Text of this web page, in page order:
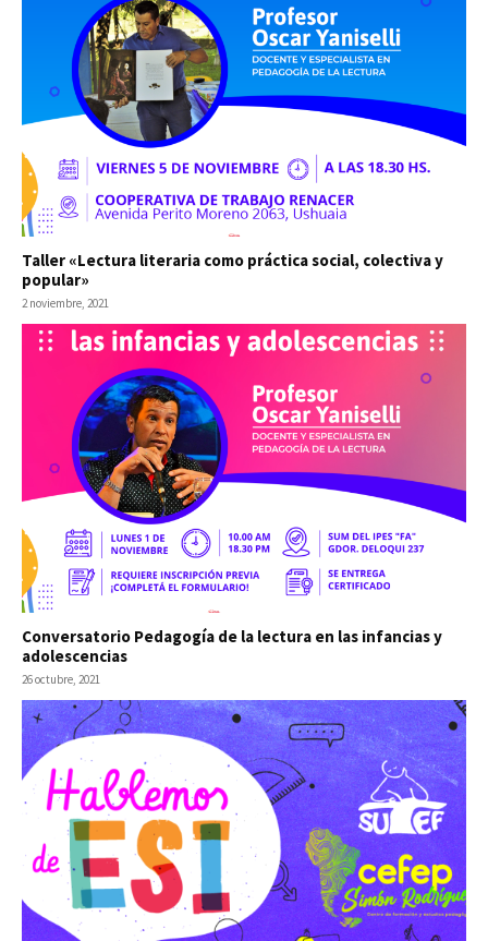
Taller «Lectura literaria como práctica social, colectiva y
popular»
2 noviembre, 2021
Conversatorio Pedagogía de la lectura en las infancias y
adolescencias
26 octubre, 2021